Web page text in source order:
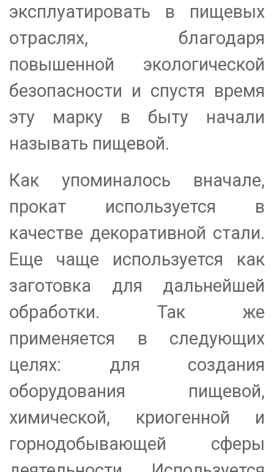
эксплуатировать в пищевых
отраслях, благодаря
повышенной экологической
безопасности и спустя время
эту марку в быту начали
называть пищевой.
Как упоминалось вначале,
прокат используется в
качестве декоративной стали.
Еще чаще используется как
заготовка для дальнейшей
обработки. Так же
применяется в следующих
целях: для создания
оборудования пищевой,
химической, криогенной и
горнодобывающей сферы